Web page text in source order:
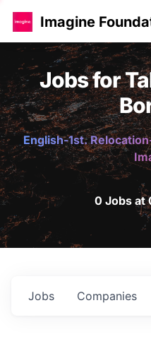
Imagine
Jobs for
English-1st.
0 Jobs at
Jobs Companies